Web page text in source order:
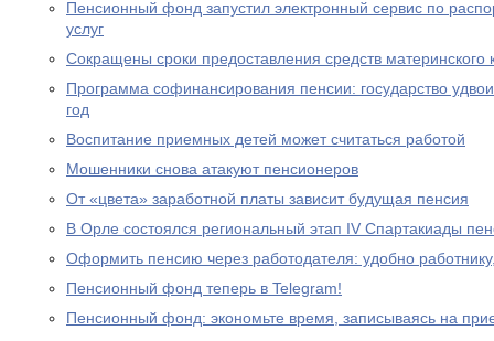
Пенсионный фонд запустил электронный сервис по
услуг
Сокращены сроки предоставления средств материнского
Программа софинансирования пенсии: государство
год
Воспитание приемных детей может считаться работой
Мошенники снова атакуют пенсионеров
От «цвета» заработной платы зависит будущая пенсия
В Орле состоялся региональный этап IV Спартакиады
Оформить пенсию через работодателя: удобно
Пенсионный фонд теперь в Telegram!
Пенсионный фонд: экономьте время, записываясь на